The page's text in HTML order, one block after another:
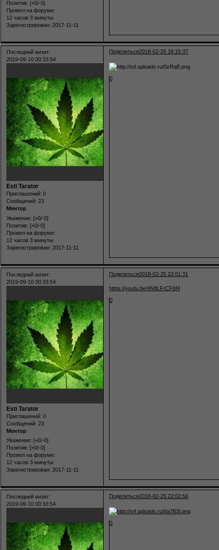
Позитив: [+0/-0]
Провел на форуме:
12 часов 3 минуты
Зарегистрирован: 2017-11-11
Поделиться2018-02-25 16:15:37
Последний визит:
2019-09-10 00:33:54
Esti Tarator
Приглашений: 0
Сообщений: 23
Ментор
Уважение: [+0/-0]
Позитив: [+0/-0]
Провел на форуме:
12 часов 3 минуты
Зарегистрирован: 2017-11-11
0
Поделиться2018-02-25 22:01:31
Последний визит:
2019-09-10 00:33:54
Esti Tarator
Приглашений: 0
Сообщений: 23
Ментор
Уважение: [+0/-0]
Позитив: [+0/-0]
Провел на форуме:
12 часов 3 минуты
Зарегистрирован: 2017-11-11
https://youtu.be/4N8LFrCFbf4
0
Поделиться2018-02-25 22:02:56
Последний визит:
2019-09-10 00:33:54
0